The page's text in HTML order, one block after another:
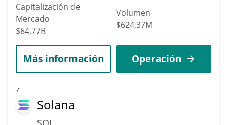
Capitalización de
Mercado
$64,77B
Volumen
$624,37M
Más información Operación
7
Solana